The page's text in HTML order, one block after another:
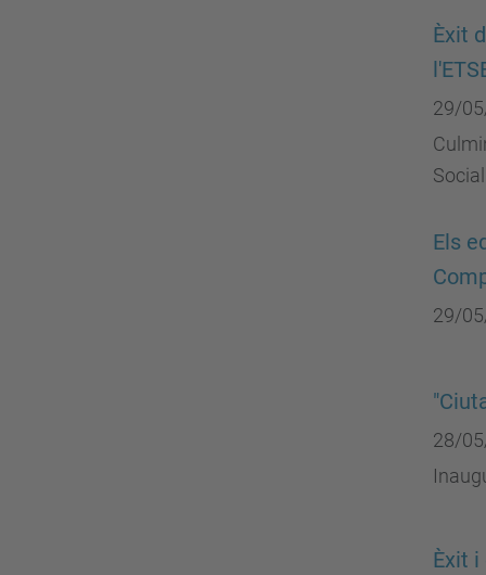
Èxit
29/
Els
29/
28/
Èxit i